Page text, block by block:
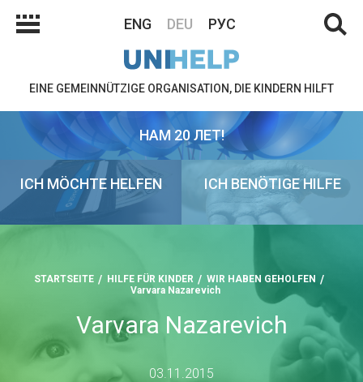
ENG DEU РУС
EINE GEMEINNÜTZIGE ORGANISATION, DIE KINDERN HILFT
НАМ 20 ЛЕТ!
ICH MÖCHTE HELFEN ICH BENÖTIGE HILFE
STARTSEITE HILFE FÜR KINDER
WIR HABEN GEHOLFEN
Varvara Nazarevich
Varvara Nazarevich
03.11.2015